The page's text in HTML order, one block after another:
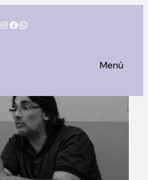
Instagram
Facebook
WhatsApp
Menú